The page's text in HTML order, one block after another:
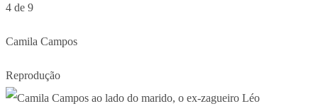
4 de 9
Camila Campos
Reprodução